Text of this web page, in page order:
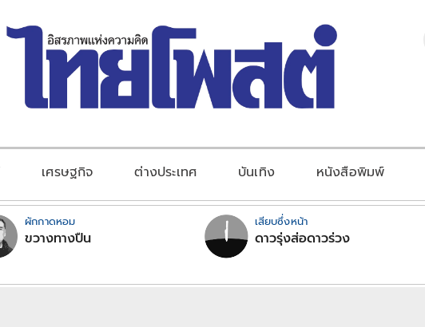
เศรษฐกิจ ต่างประเทศ บันเทิง หนังสือพิมพ์
ผักกาดหอม
ขวางทางปืน
เสียบซึ่งหน้า
ดาวรุ่งส่อดาวร่วง